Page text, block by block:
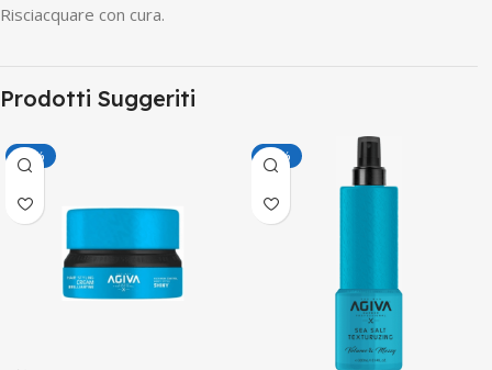
Risciacquare con cura.
Prodotti Suggeriti
-50% -50%